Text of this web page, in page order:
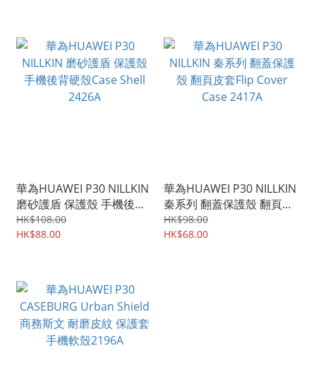
華為HUAWEI P30 NILLKIN
磨砂護盾 保護殼 手機後背
硬殼Case Shell 2426A
HK$108.00
HK$88.00
華為HUAWEI P30 NILLKIN
秦系列 翻蓋保護殼 翻頁皮
套Flip Cover Case 2417A
HK$98.00
HK$68.00